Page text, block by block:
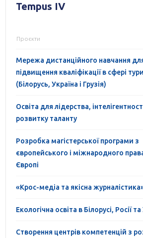
Tempus IV
Проєкти
Мережа дистанційного навчання
підвищення кваліфікації в сфері
(Білорусь, Україна і Грузія)
Освіта для лідерства,
розвитку таланту
Розробка магістерської програми з
європейського і міжнародного
Європі
«Крос-медіа та якісна
Екологічна освіта в Білорусі, Росії та
Створення центрів компетенцій з